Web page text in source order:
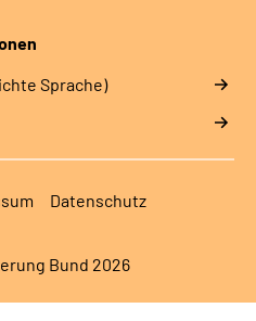
Sprache)
Datenschutz
Bund 2026